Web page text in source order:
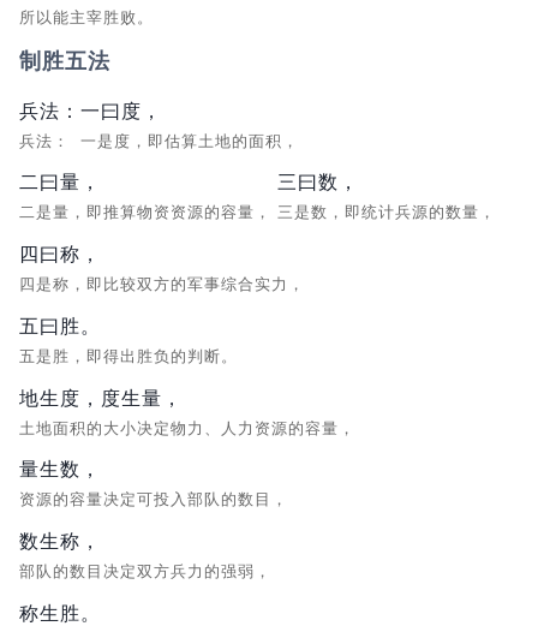
所以能主宰胜败。
制胜五法
兵法：
兵法：
一曰度，
一是度，即估算土地的面积，
二曰量，
二是量，即推算物资资源的容量，
三曰数，
三是数，即统计兵源的数量，
四曰称，
四是称，即比较双方的军事综合实力，
五曰胜。
五是胜，即得出胜负的判断。
地生度，度生量，
土地面积的大小决定物力、人力资源的容量，
量生数，
资源的容量决定可投入部队的数目，
数生称，
部队的数目决定双方兵力的强弱，
称生胜。